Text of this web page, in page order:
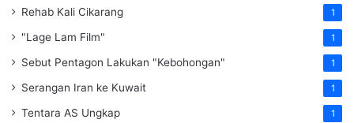
Rehab Kali Cikarang 1
"Lage Lam Film" 1
Sebut Pentagon Lakukan "Kebohongan" 1
Serangan Iran ke Kuwait 1
Tentara AS Ungkap 1